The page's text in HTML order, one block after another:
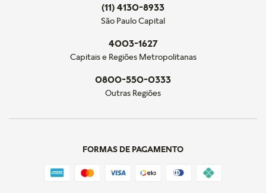
(11) 4130-8933
São Paulo Capital
4003-1627
Capitais e Regiões Metropolitanas
0800-550-0333
Outras Regiões
FORMAS DE PAGAMENTO